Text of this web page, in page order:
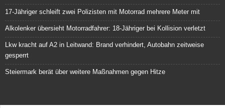
17-Jähriger schleift zwei Polizisten mit Motorrad mehrere Meter mit
Alkolenker übersieht Motorradfahrer: 18-Jähriger bei Kollision verletzt
Lkw kracht auf A2 in Leitwand: Brand verhindert, Autobahn zeitweise
gesperrt
Steiermark berät über weitere Maßnahmen gegen Hitze